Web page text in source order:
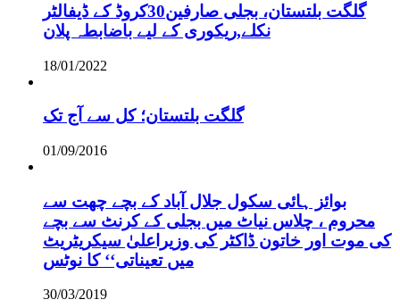
گلگت بلتستان، بجلی صارفین30کروڈ کے ڈیفالٹر
نکلے,ریکوری کے لیے باضابطہ پلان
18/01/2022
گلگت بلتستان؛ کل سے آج تک
01/09/2016
بوائز ہائی سکول جلال آباد کے بچے چھت سے
محروم ، چلاس نیاٹ میں بجلی کے کرنٹ سے بچے
کی موت اور خاتون ڈاکٹر کی وزیراعلیٰ سیکریٹریٹ
میں تعیناتی‘‘ کا نوٹس
30/03/2019